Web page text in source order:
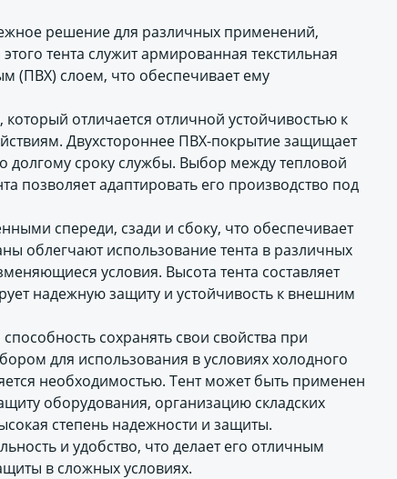
решение для различных применений,
тента служит армированная текстильная
(ПВХ) слоем, что обеспечивает ему
отличается отличной устойчивостью к
Двухстороннее ПВХ-покрытие защищает
долгому сроку службы. Выбор между тепловой
позволяет адаптировать его производство под
спереди, сзади и сбоку, что обеспечивает
облегчают использование тента в различных
условия. Высота тента составляет
надежную защиту и устойчивость к внешним
сохранять свои свойства при
для использования в условиях холодного
необходимостью. Тент может быть применен
оборудования, организацию складских
степень надежности и защиты.
и удобство, что делает его отличным
в сложных условиях.